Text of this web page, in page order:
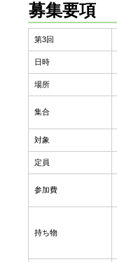
募集要項
第3回
日時
場所
集合
対象
定員
参加費
持ち物